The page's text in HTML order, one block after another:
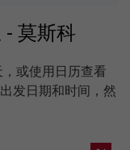
- 莫斯科
或使用日历查看
发日期和时间，然